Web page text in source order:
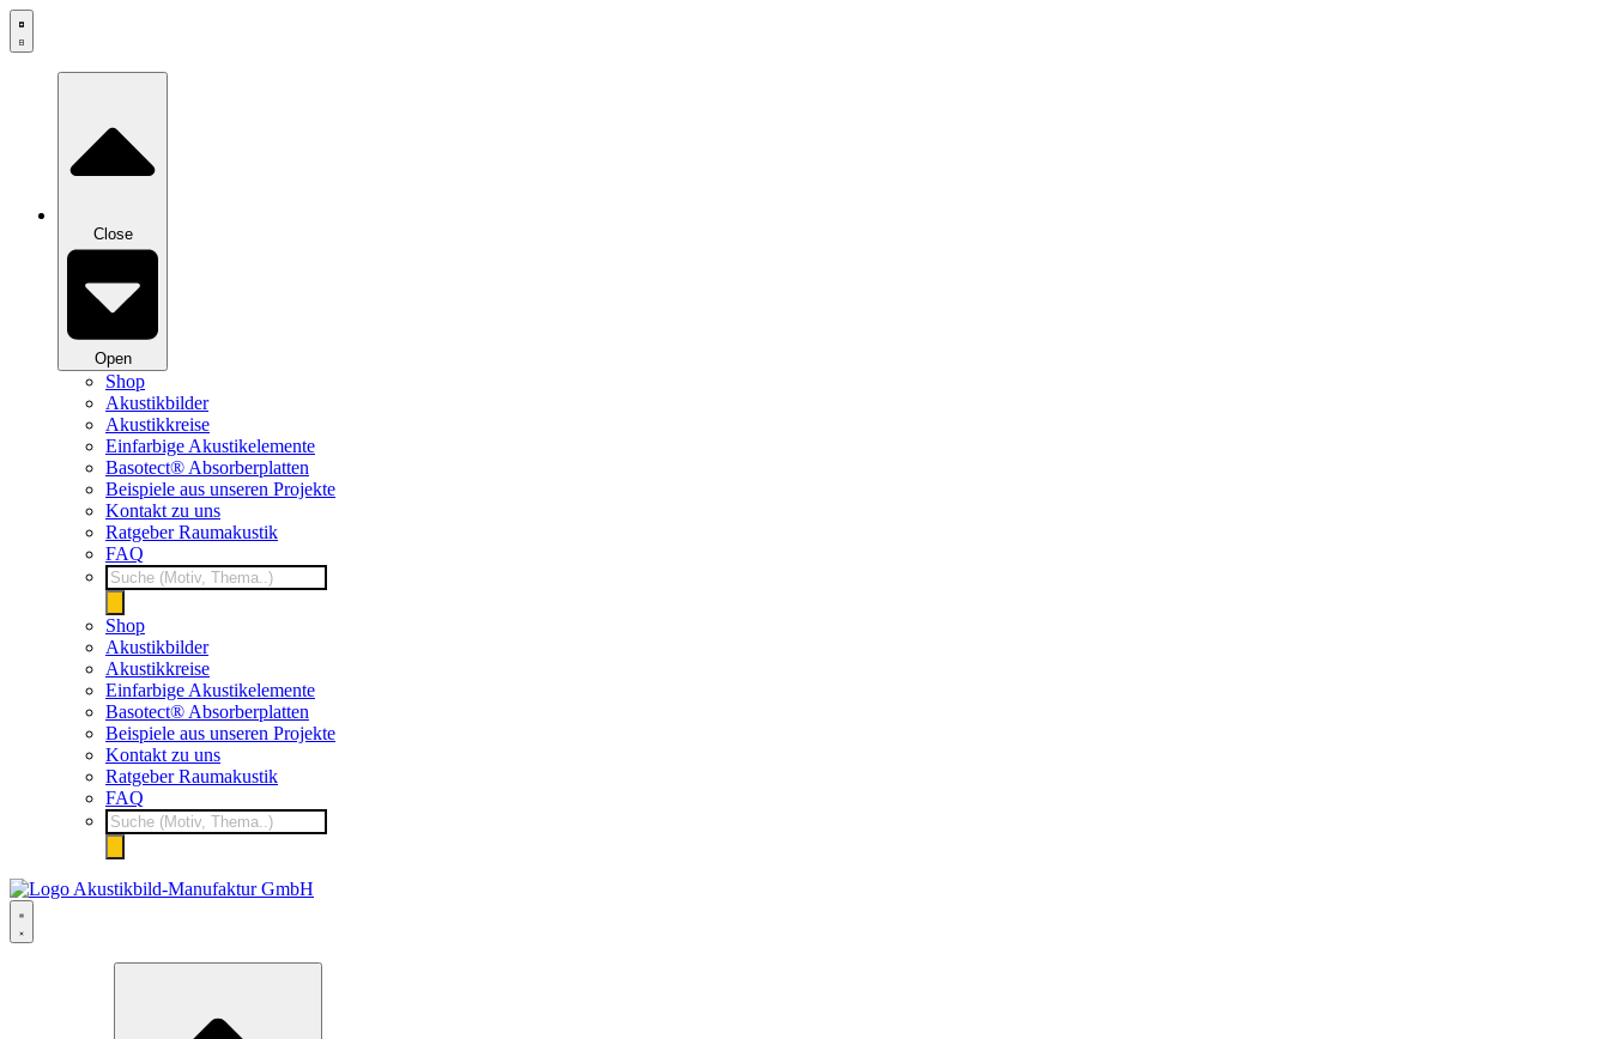
Zum
Inhalt
Close
Open
Shop
Akustikbilder
Akustikkreise
Einfarbige Akustikelemente
Basotect® Absorberplatten
Beispiele aus unseren Projekte
Kontakt zu uns
Ratgeber Raumakustik
FAQ
Products
search
Shop
Akustikbilder
Akustikkreise
Einfarbige Akustikelemente
Basotect® Absorberplatten
Beispiele aus unseren Projekte
Kontakt zu uns
Ratgeber Raumakustik
FAQ
Products
search